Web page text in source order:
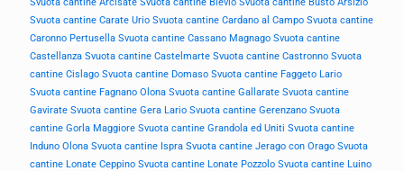
Svuota cantine Carate Urio Svuota cantine Cardano al Campo Svuota cantine
Caronno Pertusella Svuota cantine Cassano Magnago Svuota cantine
Castellanza Svuota cantine Castelmarte Svuota cantine Castronno Svuota
cantine Cislago Svuota cantine Domaso Svuota cantine Faggeto Lario
Svuota cantine Fagnano Olona Svuota cantine Gallarate Svuota cantine
Gavirate Svuota cantine Gera Lario Svuota cantine Gerenzano Svuota
cantine Gorla Maggiore Svuota cantine Grandola ed Uniti Svuota cantine
Induno Olona Svuota cantine Ispra Svuota cantine Jerago con Orago Svuota
cantine Lonate Ceppino Svuota cantine Lonate Pozzolo Svuota cantine Luino